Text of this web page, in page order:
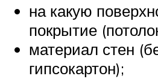
на какую
покрытие
материал стен
гипсокартон);